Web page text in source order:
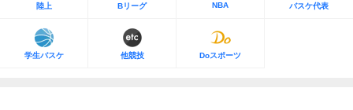
陸上 Bリーグ NBA バスケ代表
学生バスケ 他競技 Doスポーツ